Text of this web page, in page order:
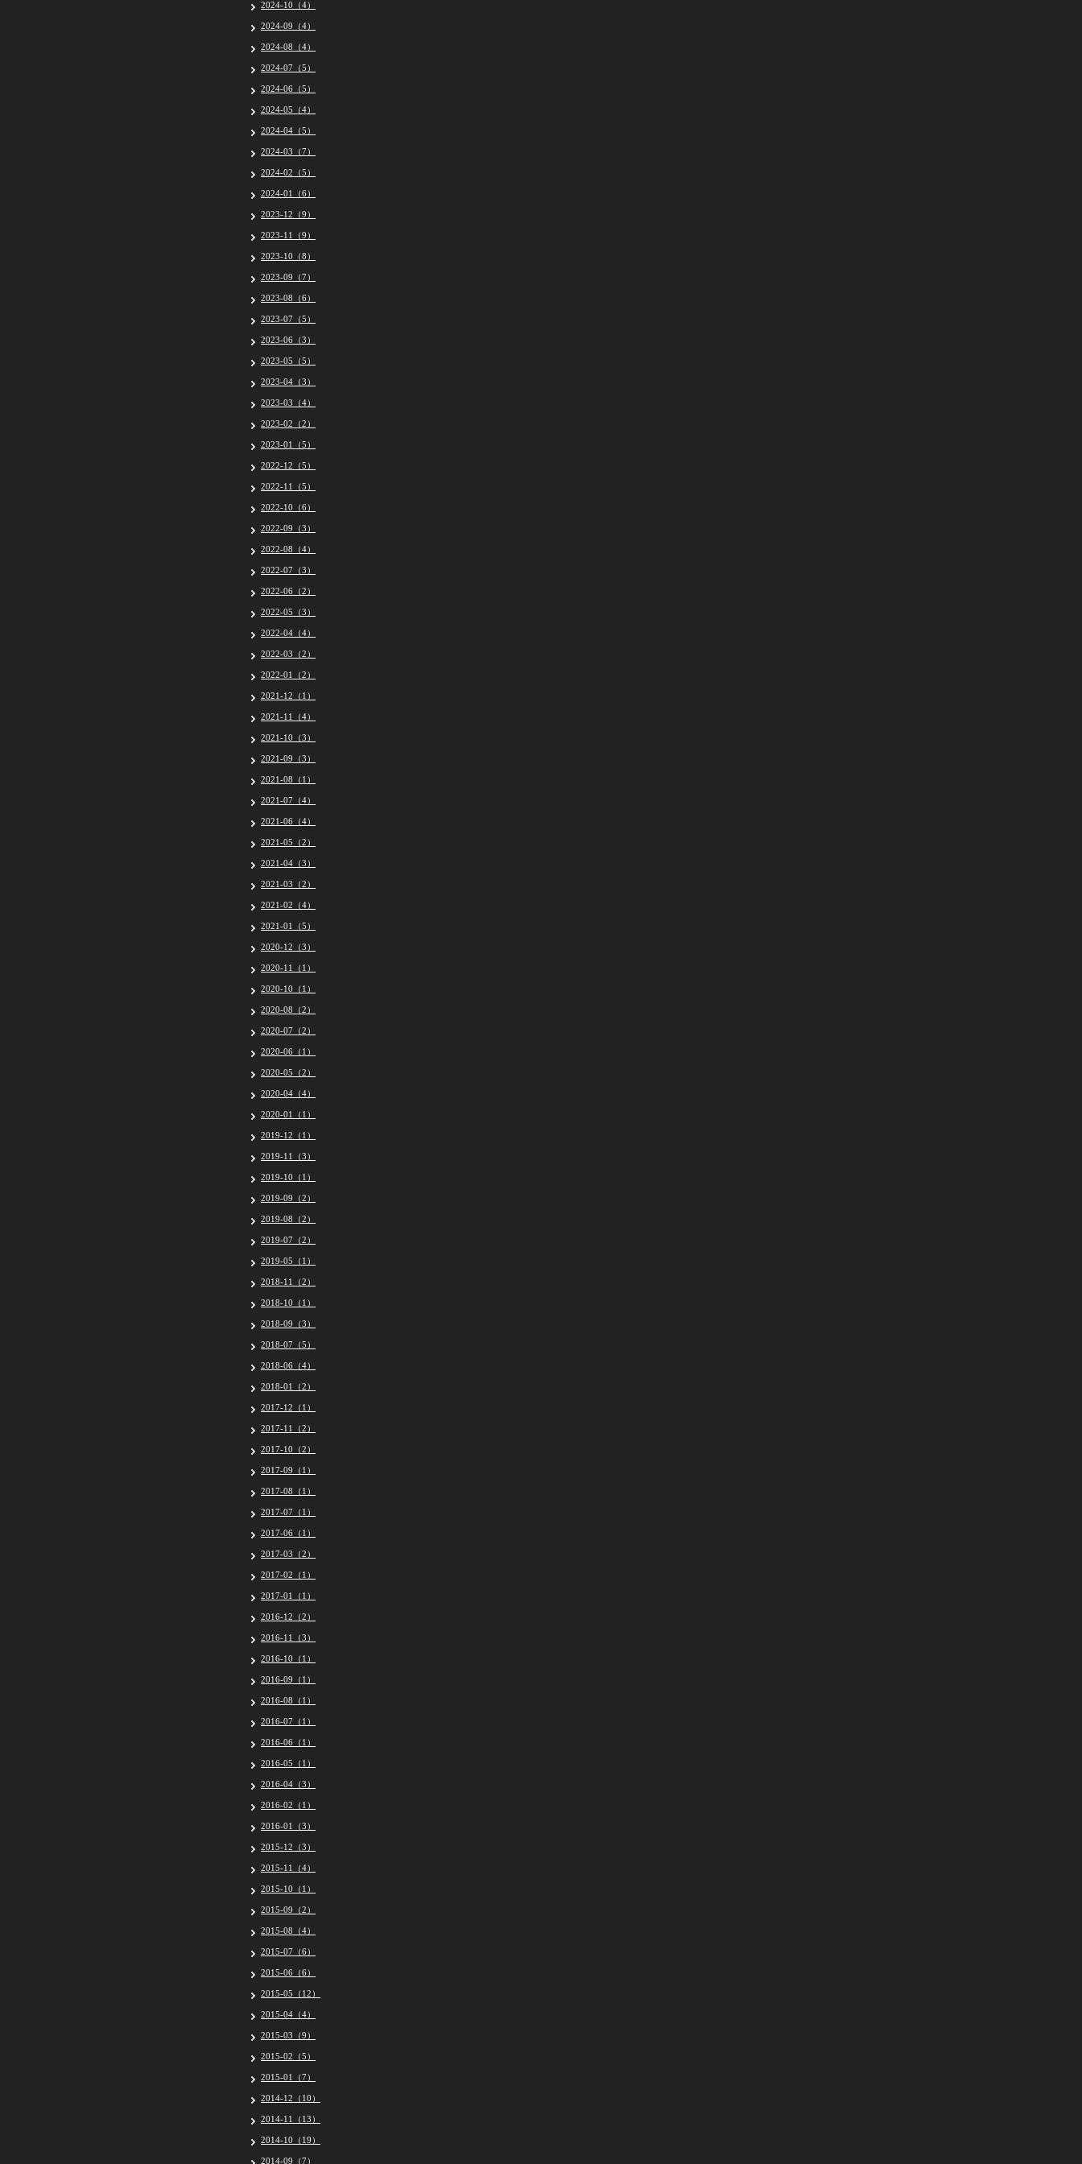
2024-10（4）
2024-09（4）
2024-08（4）
2024-07（5）
2024-06（5）
2024-05（4）
2024-04（5）
2024-03（7）
2024-02（5）
2024-01（6）
2023-12（9）
2023-11（9）
2023-10（8）
2023-09（7）
2023-08（6）
2023-07（5）
2023-06（3）
2023-05（5）
2023-04（3）
2023-03（4）
2023-02（2）
2023-01（5）
2022-12（5）
2022-11（5）
2022-10（6）
2022-09（3）
2022-08（4）
2022-07（3）
2022-06（2）
2022-05（3）
2022-04（4）
2022-03（2）
2022-01（2）
2021-12（1）
2021-11（4）
2021-10（3）
2021-09（3）
2021-08（1）
2021-07（4）
2021-06（4）
2021-05（2）
2021-04（3）
2021-03（2）
2021-02（4）
2021-01（5）
2020-12（3）
2020-11（1）
2020-10（1）
2020-08（2）
2020-07（2）
2020-06（1）
2020-05（2）
2020-04（4）
2020-01（1）
2019-12（1）
2019-11（3）
2019-10（1）
2019-09（2）
2019-08（2）
2019-07（2）
2019-05（1）
2018-11（2）
2018-10（1）
2018-09（3）
2018-07（5）
2018-06（4）
2018-01（2）
2017-12（1）
2017-11（2）
2017-10（2）
2017-09（1）
2017-08（1）
2017-07（1）
2017-06（1）
2017-03（2）
2017-02（1）
2017-01（1）
2016-12（2）
2016-11（3）
2016-10（1）
2016-09（1）
2016-08（1）
2016-07（1）
2016-06（1）
2016-05（1）
2016-04（3）
2016-02（1）
2016-01（3）
2015-12（3）
2015-11（4）
2015-10（1）
2015-09（2）
2015-08（4）
2015-07（6）
2015-06（6）
2015-05（12）
2015-04（4）
2015-03（9）
2015-02（5）
2015-01（7）
2014-12（10）
2014-11（13）
2014-10（19）
2014-09（7）